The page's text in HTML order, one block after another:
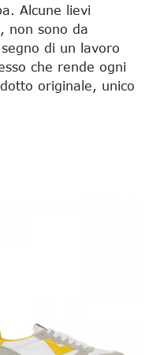
Alcune lievi
non sono da
di un lavoro
che rende ogni
originale, unico